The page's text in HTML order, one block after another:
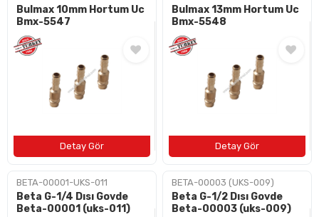
Bulmax 10mm Hortum Uc
Bmx-5547
Bulmax 13mm Hortum Uc
Bmx-5548
BETA-00001-UKS-011
Beta G-1/4 Dısı Govde
Beta-00001 (uks-011)
BETA-00003 (UKS-009)
Beta G-1/2 Dısı Govde
Beta-00003 (uks-009)